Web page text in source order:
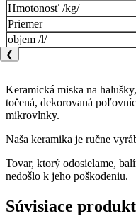
❮
Hmotonosť /kg/
Priemer
objem /l/
Keramická miska na
točená, dekorovaná
mikrovlnky.
Naša keramika je ručne
Tovar, ktorý odosielame,
nedošlo k jeho poškodeniu.
Súvisiace